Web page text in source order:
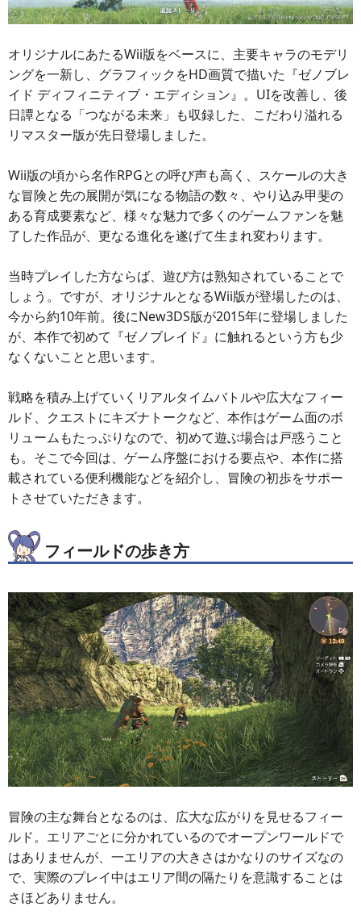
オリジナルにあたるWii版をベースに、主要キャラのモデリ
ングを一新し、グラフィックをHD画質で描いた『ゼノブレ
イド ディフィニティブ・エディション』。UIを改善し、後
日譚となる「つながる未来」も収録した、こだわり溢れる
リマスター版が先日登場しました。
Wii版の頃から名作RPGとの呼び声も高く、スケールの大き
な冒険と先の展開が気になる物語の数々、やり込み甲斐の
ある育成要素など、様々な魅力で多くのゲームファンを魅
了した作品が、更なる進化を遂げて生まれ変わります。
当時プレイした方ならば、遊び方は熟知されていることで
しょう。ですが、オリジナルとなるWii版が登場したのは、
今から約10年前。後にNew3DS版が2015年に登場しました
が、本作で初めて『ゼノブレイド』に触れるという方も少
なくないことと思います。
戦略を積み上げていくリアルタイムバトルや広大なフィー
ルド、クエストにキズナトークなど、本作はゲーム面のボ
リュームもたっぷりなので、初めて遊ぶ場合は戸惑うこと
も。そこで今回は、ゲーム序盤における要点や、本作に搭
載されている便利機能などを紹介し、冒険の初歩をサポー
トさせていただきます。
フィールドの歩き方
冒険の主な舞台となるのは、広大な広がりを見せるフィー
ルド。エリアごとに分かれているのでオープンワールドで
はありませんが、一エリアの大きさはかなりのサイズなの
で、実際のプレイ中はエリア間の隔たりを意識することは
さほどありません。